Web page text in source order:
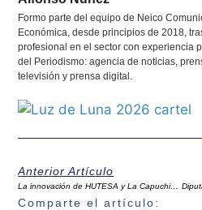
Formo parte del equipo de Neico
Económica, desde principios de 2018,
profesional en el sector con experiencia
del Periodismo: agencia de noticias,
televisión y prensa digital.
Anterior Artículo
La innovación de HUTESA y La Capuchina, referencia para Empresarias Malagueñas Impulsan
Comparte el artículo: